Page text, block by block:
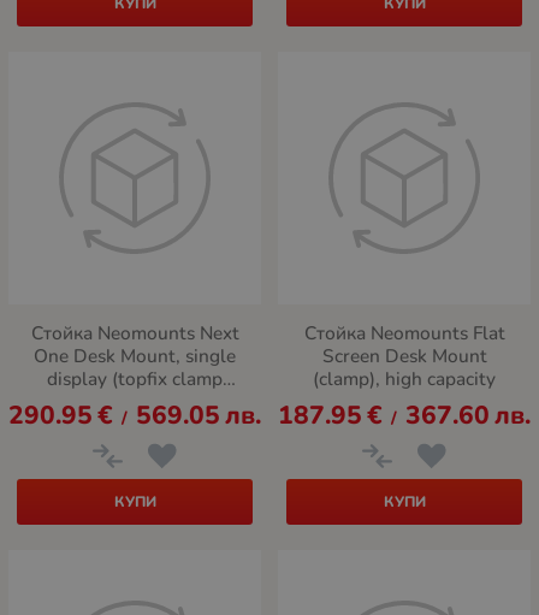
Стойка Neomounts Next
One Desk Mount, single
display (topfix clamp
&grommet)
290.95€ / 569.05лв.
КУПИ
Стойка Neomounts Flat
Screen Desk Mount
(clamp), high capacity
187.95€ / 367.60лв.
КУПИ